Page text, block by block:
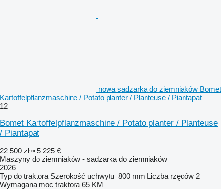
nowa sadzarka do ziemniaków Bomet
Kartoffelpflanzmaschine / Potato planter / Planteuse / Piantapat
12
Bomet Kartoffelpflanzmaschine / Potato planter / Planteuse
/ Piantapat
22 500 zł ≈ 5 225 €
Maszyny do ziemniaków - sadzarka do ziemniaków
2026
Typ do traktora Szerokość uchwytu 800 mm Liczba rzędów 2
Wymagana moc traktora 65 KM